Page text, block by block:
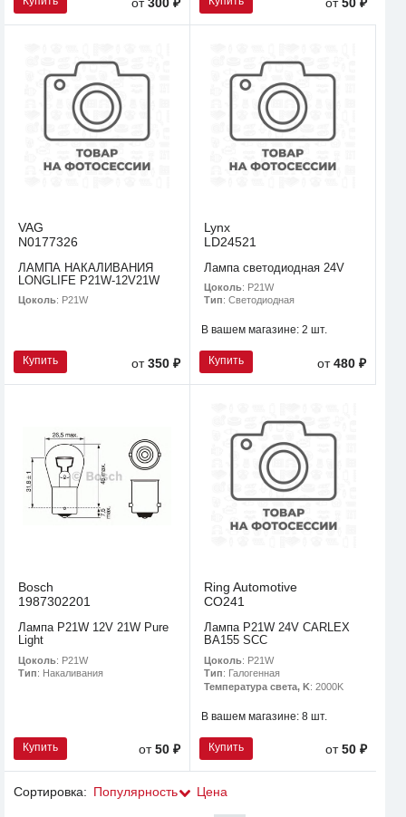
VAG
N0177326
ЛАМПА НАКАЛИВАНИЯ
LONGLIFE P21W-12V21W
Цоколь: P21W
Купить от350 ₽
Lynx
LD24521
Лампа светодиодная 24V
Цоколь: P21W
Тип: Светодиодная
В вашем магазине: 2 шт.
Купить от480 ₽
Bosch
1987302201
Лампа P21W 12V 21W Pure
Light
Цоколь: P21W
Тип: Накаливания
Купить от50 ₽
Ring Automotive
CO241
Лампа P21W 24V CARLEX
BA155 SCC
Цоколь: P21W
Тип: Галогенная
Температура света, K: 2000K
В вашем магазине: 8 шт.
Купить от50 ₽
Сортировка: Популярность Цена